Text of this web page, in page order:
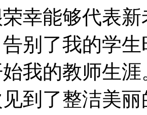
幸能够代表
别了我的学
我的教师生
到了整洁美